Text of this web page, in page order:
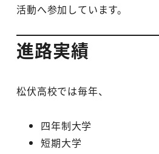
活動へ参加しています。
進路実績
松伏高校では毎年、
四年制大学
短期大学